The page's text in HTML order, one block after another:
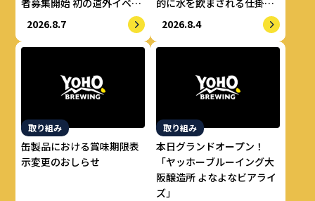
者募集開始 初の道外イベン
トも開催！
2026.8.7
的に水を飲まされる仕掛け
で適正飲酒を実現
2026.8.4
取り組み
缶製品における賞味期限表
示変更のおしらせ
取り組み
本日グランドオープン！
「ヤッホーブルーイング大
阪醸造所 よなよなビアライ
ズ」